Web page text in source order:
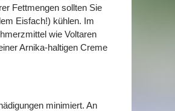
Fettmengen sollten Sie
Eisfach!) kühlen. Im
wie Voltaren
Arnika-haltigen Creme
minimiert. An